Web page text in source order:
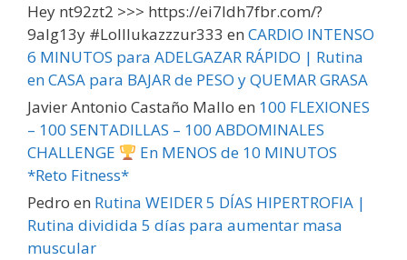
Hey nt92zt2 >>> https://ei7ldh7fbr.com/?
9alg13y #Lolllukazzzur333 en CARDIO INTENSO
6 MINUTOS para ADELGAZAR RÁPIDO | Rutina
en CASA para BAJAR de PESO y QUEMAR GRASA
Javier Antonio Castaño Mallo en 100 FLEXIONES
– 100 SENTADILLAS – 100 ABDOMINALES
CHALLENGE
En MENOS de 10 MINUTOS
*Reto Fitness*
Pedro en Rutina WEIDER 5 DÍAS HIPERTROFIA |
Rutina dividida 5 días para aumentar masa
muscular